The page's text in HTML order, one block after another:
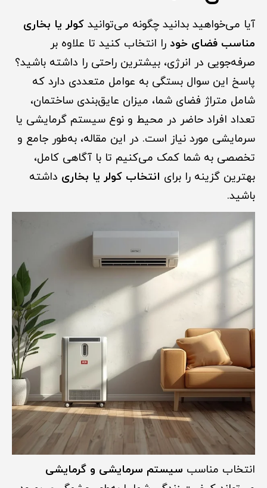
آیا می‌خواهید بدانید چگونه می‌توانید کولر یا بخاری
مناسب فضای خود را انتخاب کنید تا علاوه بر
صرفه‌جویی در انرژی، بیشترین راحتی را داشته باشید؟
پاسخ این سوال بستگی به عوامل متعددی دارد که
شامل متراژ فضای شما، میزان عایق‌بندی ساختمان،
تعداد افراد حاضر در محیط و نوع سیستم گرمایشی یا
سرمایشی مورد نیاز است. در این مقاله، به‌طور جامع و
تخصصی به شما کمک می‌کنیم تا با آگاهی کامل،
بهترین گزینه را برای انتخاب کولر یا بخاری داشته
باشید.
انتخاب مناسب سیستم سرمایشی و گرمایشی